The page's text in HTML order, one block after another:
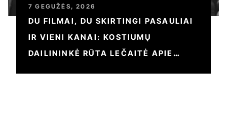
7 GEGUŽĖS, 2026
DU FILMAI, DU SKIRTINGI PASAULIAI
IR VIENI KANAI: KOSTIUMŲ
DAILININKĖ RŪTA LEČAITĖ APIE